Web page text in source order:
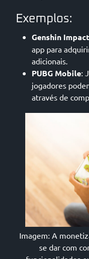
Exemplos:
Genshin Impact
app para
adicionais.
PUBG Mobile:
jogadores
através de
Imagem: A
se dar com